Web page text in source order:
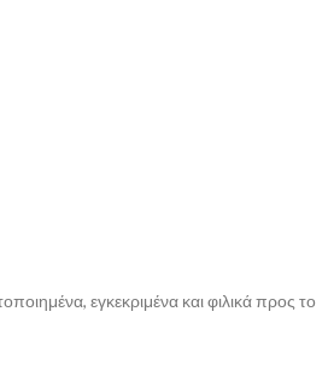
εγκεκριμένα και φιλικά προς το